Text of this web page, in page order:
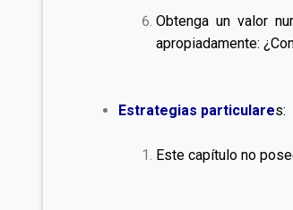
Obtenga un valor
apropiadamente:
Estrategias particulares:
Este capítulo no